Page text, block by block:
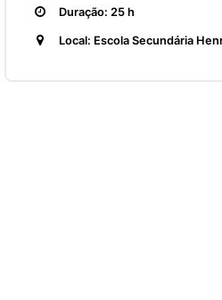
Duração: 25 h
Local: Escola Secundária